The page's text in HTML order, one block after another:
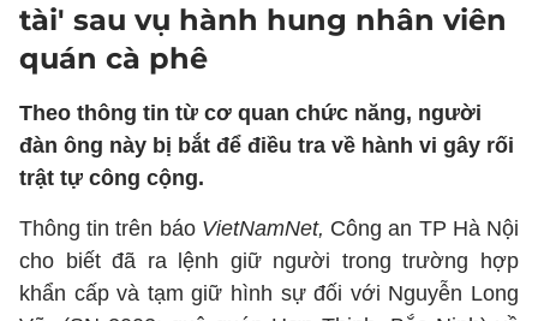
tài' sau vụ hành hung nhân viên
quán cà phê
Theo thông tin từ cơ quan chức năng, người
đàn ông này bị bắt để điều tra về hành vi gây rối
trật tự công cộng.
Thông tin trên báo VietNamNet, Công an TP Hà Nội
cho biết đã ra lệnh giữ người trong trường hợp
khẩn cấp và tạm giữ hình sự đối với Nguyễn Long